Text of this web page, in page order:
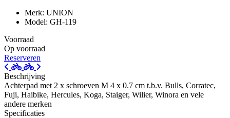
Merk: UNION
Model: GH-119
Voorraad
Op voorraad
Reserveren
Beschrijving
Achterpad met 2 x schroeven M 4 x 0.7 cm t.b.v. Bulls, Corratec,
Fuji, Haibike, Hercules, Koga, Staiger, Wilier, Winora en vele
andere merken
Specificaties